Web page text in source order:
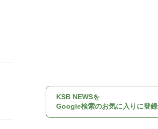
KSB NEWSを
Google検索のお気に入りに登録